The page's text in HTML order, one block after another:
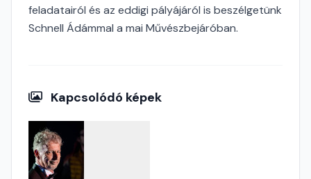
feladatairól és az eddigi pályájáról is beszélgetünk
Schnell Ádámmal a mai Művészbejáróban.
Kapcsolódó képek